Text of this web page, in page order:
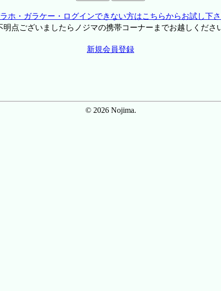
ホ・ガラケー・ログインできない方はこちらからお試し下
点ございましたらノジマの携帯コーナーまでお越しくださ
新規会員登録
© 2026 Nojima.